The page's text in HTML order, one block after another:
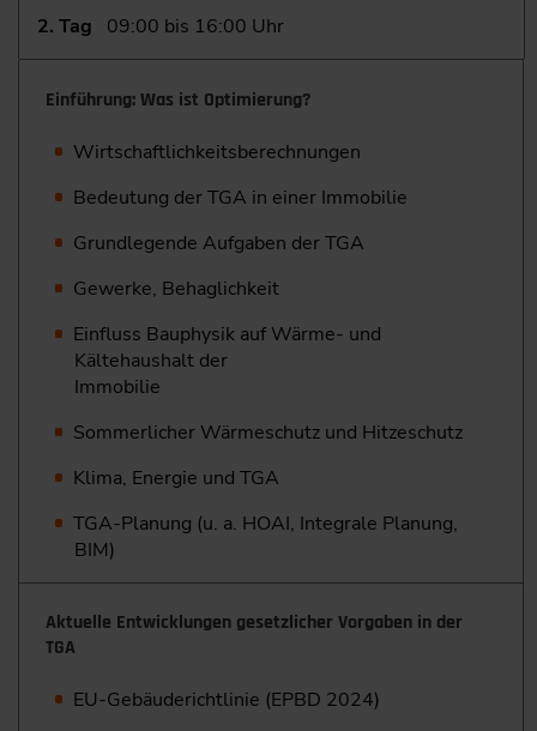
2. Tag 09:00 bis 16:00 Uhr
Einführung: Was ist Optimierung?
Wirtschaftlichkeitsberechnungen
Bedeutung der TGA in einer Immobilie
Grundlegende Aufgaben der TGA
Gewerke, Behaglichkeit
Einfluss Bauphysik auf Wärme- und
Kältehaushalt der
Immobilie
Sommerlicher Wärmeschutz und Hitzeschutz
Klima, Energie und TGA
TGA-Planung (u. a. HOAI, Integrale Planung,
BIM)
Aktuelle Entwicklungen gesetzlicher Vorgaben in der
TGA
EU-Gebäuderichtlinie (EPBD 2024)